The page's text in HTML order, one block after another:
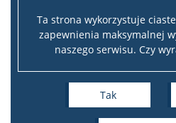
Ta strona wykorzystuje
zapewnienia maksymalnej
naszego serwisu. Czy
Tak